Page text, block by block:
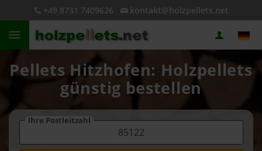
+49 8731 7409626 kontakt@holzpellets.net
Pellets Hitzhofen: Holzpellets
günstig bestellen
Ihre Postleitzahl